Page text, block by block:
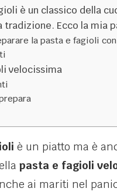
è un classico della
tradizione. Ecco la mia
la pasta e fagioli
velocissima
è un piatto ma è
pasta e fagioli
ai mariti nel